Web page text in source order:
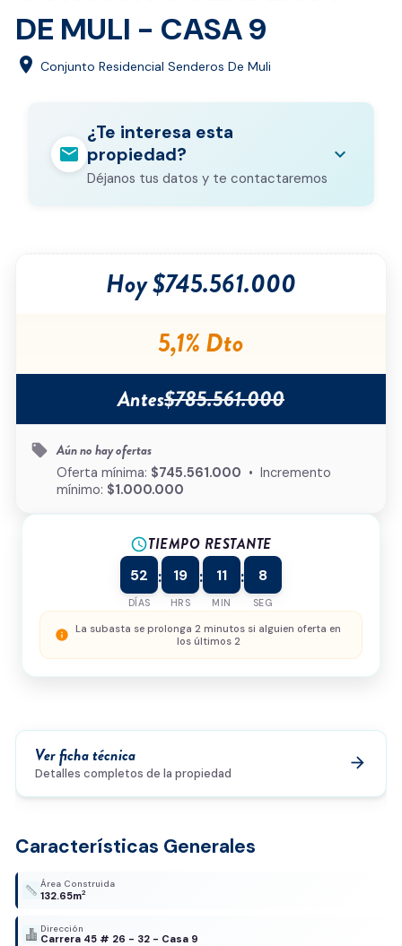
DE MULI - CASA 9
location_on Conjunto Residencial Senderos De Muli
mail
¿Te interesa esta
propiedad?
Déjanos tus datos y te contactaremos
expand_more
Correo electrónico
¿Cómo podemos ayudarte?
política de privacidady el
tratamiento de
Enviar solicitud
Hoy $745.561.000
5,1% Dto
Antes$785.561.000
local_offer Aún no hay ofertas
Oferta mínima: $745.561.000 • Incremento
mínimo: $1.000.000
scheduleTIEMPO RESTANTE
52
DÍAS
: 19
HRS
: 11
MIN
: 8
SEG
info La subasta se prolonga 2 minutos si alguien oferta en
los últimos 2
Ver ficha técnica
Detalles completos de la propiedad
arrow_forward
Características Generales
Área Construida
132.65m2
Dirección
Carrera 45 # 26 - 32 - Casa 9